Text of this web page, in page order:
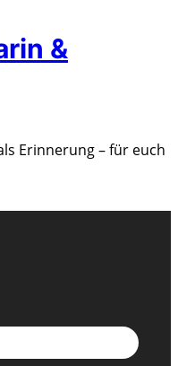
&
Erinnerung – für euch